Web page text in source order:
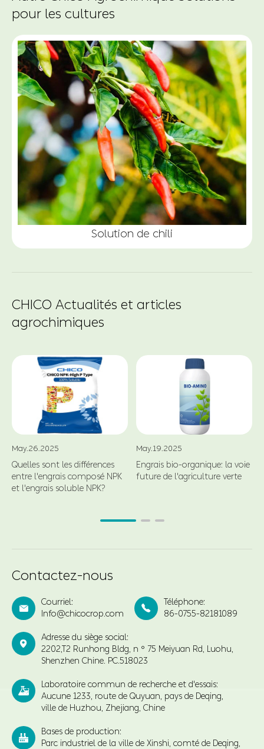
pour les cultures
Solution de chili
CHICO Actualités et articles
agrochimiques
May.26.2025
Quelles sont les différences
entre l'engrais composé NPK
et l'engrais soluble NPK?
May.19.2025
Engrais bio-organique: la voie
future de l'agriculture verte
Contactez-nous

Courriel:
Info@chicocrop.com

Téléphone:
86-0755-82181089

Adresse du siège social:
2202,T2 Runhong Bldg, n ° 75 Meiyuan Rd, Luohu,
Shenzhen Chine. PC.518023

Laboratoire commun de recherche et d'essais:
Aucune 1233, route de Quyuan, pays de Deqing,
ville de Huzhou, Zhejiang, Chine

Bases de production:
Parc industriel de la ville de Xinshi, comté de Deqing,